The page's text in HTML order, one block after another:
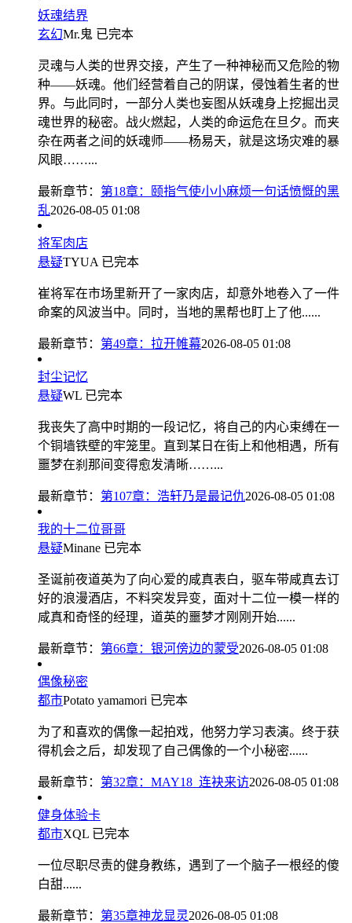
妖魂结界
玄幻Mr.鬼 已完本
灵魂与人类的世界交接，产生了一种神秘而又危险的物
种——妖魂。他们经营着自己的阴谋，侵蚀着生者的世
界。与此同时，一部分人类也妄图从妖魂身上挖掘出灵
魂世界的秘密。战火燃起，人类的命运危在旦夕。而夹
杂在两者之间的妖魂师——杨易天，就是这场灾难的暴
风眼……...
最新章节： 第18章：颐指气使小小麻烦一句话愤慨的黑
乱2026-08-05 01:08
将军肉店
悬疑TYUA 已完本
崔将军在市场里新开了一家肉店，却意外地卷入了一件
命案的风波当中。同时，当地的黑帮也盯上了他......
最新章节： 第49章：拉开帷幕2026-08-05 01:08
封尘记忆
悬疑WL 已完本
我丧失了高中时期的一段记忆，将自己的内心束缚在一
个铜墙铁壁的牢笼里。直到某日在街上和他相遇，所有
噩梦在刹那间变得愈发清晰……...
最新章节： 第107章：浩轩乃是最记仇2026-08-05 01:08
我的十二位哥哥
悬疑Minane 已完本
圣诞前夜道英为了向心爱的咸真表白，驱车带咸真去订
好的浪漫酒店，不料突发异变，面对十二位一模一样的
咸真和奇怪的经理，道英的噩梦才刚刚开始......
最新章节： 第66章：银河傍边的蒙受2026-08-05 01:08
偶像秘密
都市Potato yamamori 已完本
为了和喜欢的偶像一起拍戏，他努力学习表演。终于获
得机会之后，却发现了自己偶像的一个小秘密......
最新章节： 第32章：MAY18_连袂来访2026-08-05 01:08
健身体验卡
都市XQL 已完本
一位尽职尽责的健身教练，遇到了一个脑子一根经的傻
白甜......
最新章节： 第35章神龙显灵2026-08-05 01:08